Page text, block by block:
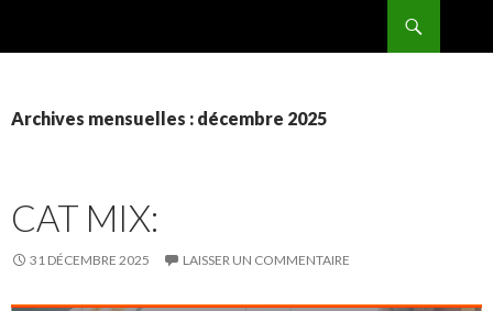
Archives mensuelles : décembre 2025
CAT MIX:
31 DÉCEMBRE 2025 LAISSER UN COMMENTAIRE